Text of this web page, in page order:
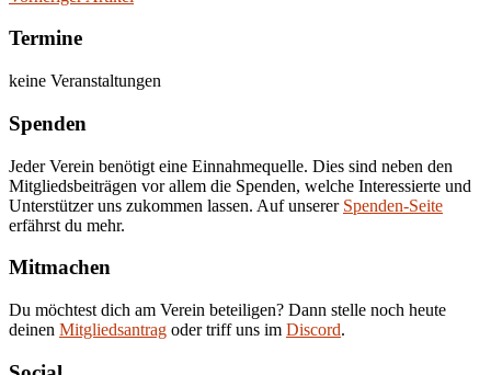
Termine
keine Veranstaltungen
Spenden
Jeder Verein benötigt eine Einnahmequelle. Dies sind neben den
Mitgliedsbeiträgen vor allem die Spenden, welche Interessierte und
Unterstützer uns zukommen lassen. Auf unserer Spenden-Seite
erfährst du mehr.
Mitmachen
Du möchtest dich am Verein beteiligen? Dann stelle noch heute
deinen Mitgliedsantrag oder triff uns im Discord.